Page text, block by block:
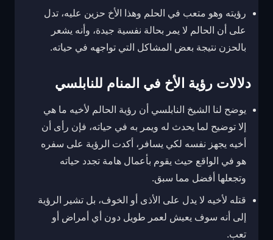
رؤيته وهو متعب في الحلم وهذا الأخ حزين عليه، تدل
على أن الحالم لا يمر بحالة نفسية جيدة، وأنه يشعر
بالحزن نتيجة بعض المشاكل التي تواجهه في حياته.
دلالات رؤية الأخ في المنام للنابلسي
يوضح لنا الشيخ النابلسي أن رؤية الحالم لأخيه ما هي
إلا توضيح لما يحدث له ويمر به في حياته، فإن رأى أن
أخيه يجهز نفسه لكي يسافر، أكدت الرؤية على سفره
هو في الواقع حيث يقوم بأعمال هامة تجدد حياته
وتجعلها أفضل مما سبق.
قتله لأخيه لا يدل على الأذى أو الخوف، بل تشير الرؤية
إلى أنه سوف يعيش لعمر طويل دون أي أمراض أو
تعب.